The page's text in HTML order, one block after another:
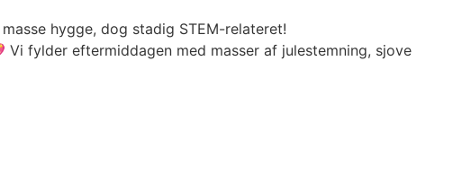
hygge, dog stadig STEM-relateret!
fylder eftermiddagen med masser af julestemning, sjove